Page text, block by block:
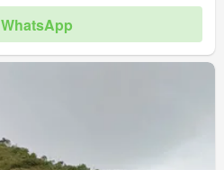
WhatsApp